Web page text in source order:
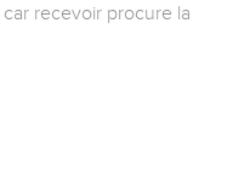
recevoir procure la